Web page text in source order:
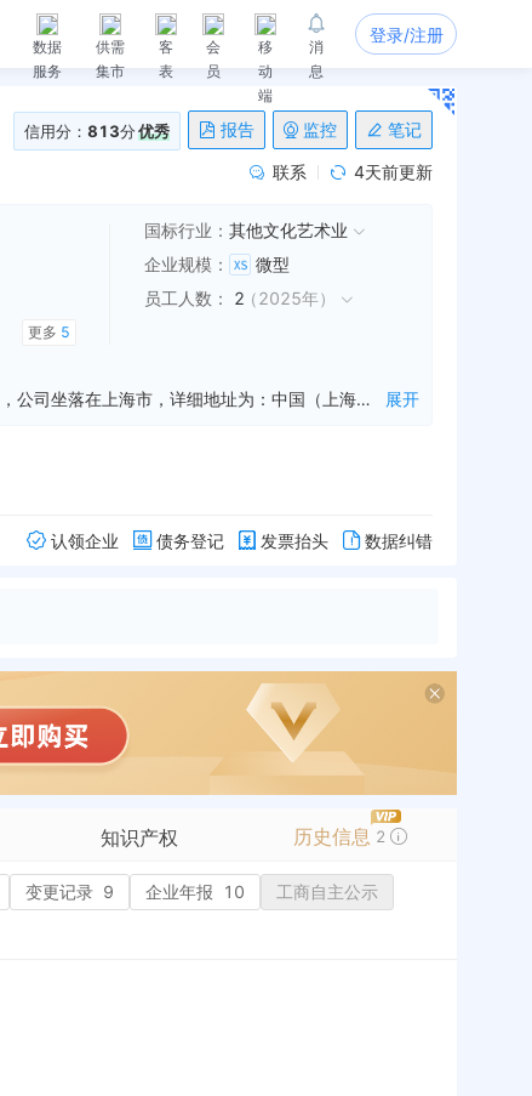
数据
服务
供需
集市
客
表
会
员
移
动
端
消
息
登录/注册
信用分： 813分优秀 报告 监控 笔记
联系 4天前更新
更多 5
国标行业： 其他文化艺术业
企业规模 ：
微型
员工人数 ： 2（2025年）
上海正燃文化传播有限公司是一家从事项目策划公关服务,互联网销售,摄影扩印服务等业务的公司，成立于2016年01月29日，公司坐落在上海市，详细地址为：中国（上海）自由贸易试验区临港新片区宏祥北路83弄1-42号20幢;经国家企业信用信息公示系统查询得知，上海正燃文化传播有限公司的信用代码/税号为91310115MA1H7EUNX3，法人是廖庆升，注册资本为50.000000万人民币，企业的经营范围为:一般项目：组织文化艺术交流活动；项目策划与公关服务；互联网销售（除销售需要许可的商品）；摄影扩印服务；电影摄制服务；会议及展览服务；图文设计制作；网络技术服务；广告制作；广告设计、代理；广告发布；服装服饰零售；鞋帽零售；电子产品销售；家用电器销售；日用百货销售；针纺织品及原料销售；工艺美术品及收藏品零售（象牙及其制品除外）；化妆品零售；计算机软硬件及辅助设备零售；通讯设备销售；建筑装饰材料销售；家具销售；厨具卫具及日用杂品零售；照相机及器材销售。（除依法须经批准的项目外，凭营业执照依法自主开展经营活动） 展开
认领企业 债务登记 发票抬头 数据纠错
知识产权 历史信息 2
商标信息
变更记录 9 企业年报 10
工商自主公示